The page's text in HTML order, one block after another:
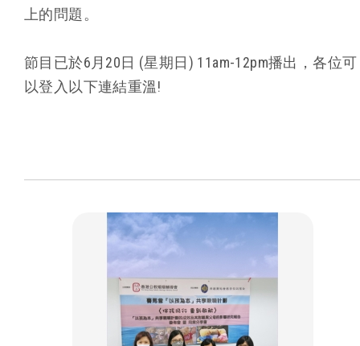
上的問題。
節目已於6月20日 (星期日) 11am-12pm播出，各位可
以登入以下連結重溫!